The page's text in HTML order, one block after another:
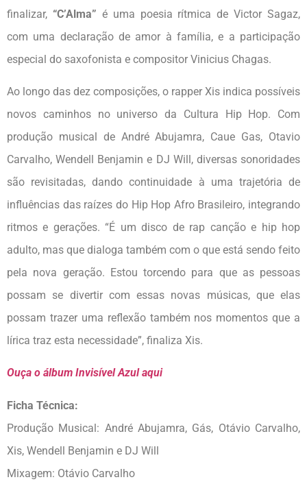
finalizar, “C’Alma” é uma poesia rítmica de Victor Sagaz,
com uma declaração de amor à família, e a participação
especial do saxofonista e compositor Vinicius Chagas.
Ao longo das dez composições, o rapper Xis indica possíveis
novos caminhos no universo da Cultura Hip Hop. Com
produção musical de André Abujamra, Caue Gas, Otavio
Carvalho, Wendell Benjamin e DJ Will, diversas sonoridades
são revisitadas, dando continuidade à uma trajetória de
influências das raízes do Hip Hop Afro Brasileiro, integrando
ritmos e gerações. “É um disco de rap canção e hip hop
adulto, mas que dialoga também com o que está sendo feito
pela nova geração. Estou torcendo para que as pessoas
possam se divertir com essas novas músicas, que elas
possam trazer uma reflexão também nos momentos que a
lírica traz esta necessidade”, finaliza Xis.
Ouça o álbum Invisível Azul aqui
Ficha Técnica:
Produção Musical: André Abujamra, Gás, Otávio Carvalho,
Xis, Wendell Benjamin e DJ Will
Mixagem: Otávio Carvalho